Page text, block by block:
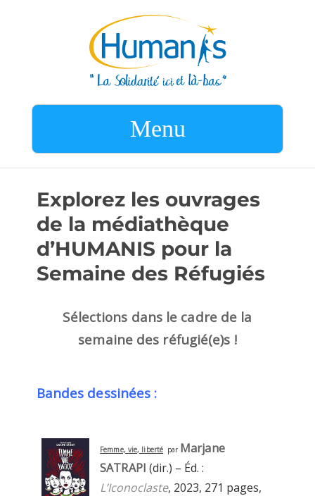
Menu
Explorez les ouvrages
de la médiathèque
d’HUMANIS pour la
Semaine des Réfugiés
Sélections dans le cadre de la
semaine des réfugié(e)s !
Bandes dessinées :
Femme, vie, liberté par Marjane
SATRAPI (dir.) – Éd. :
L’Iconoclaste, 2023, 271 pages,